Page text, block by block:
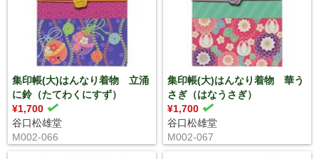
集印帳(大)はんなり着物 立涌
に鈴（たてわくにすず）
¥1,700
谷口松雄堂
M002-066
集印帳(大)はんなり着物 華う
さぎ（はなうさぎ）
¥1,700
谷口松雄堂
M002-067